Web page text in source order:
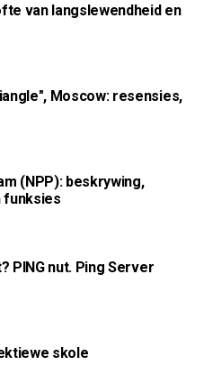
van langslewendheid en
Moscow: resensies,
(NPP): beskrywing,
funksies
PING nut. Ping Server
skole